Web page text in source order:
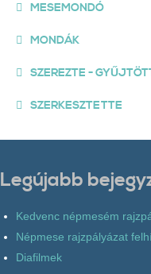
MESEMONDÓ
MONDÁK
SZEREZTE -
SZERKESZTETTE
Legújabb
Kedvenc népmesém
Népmese rajzpályázat
Diafilmek